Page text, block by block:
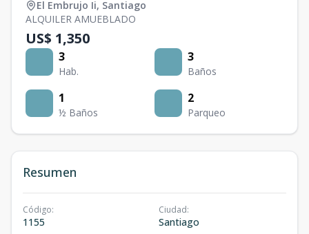
El Embrujo Ii, Santiago
ALQUILER AMUEBLADO
US$ 1,350
3
Hab.
3
Baños
1
½ Baños
2
Parqueo
Resumen
Código:
1155
Ciudad:
Santiago